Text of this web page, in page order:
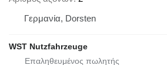
Γερμανία, Dorsten
WST Nutzfahrzeuge